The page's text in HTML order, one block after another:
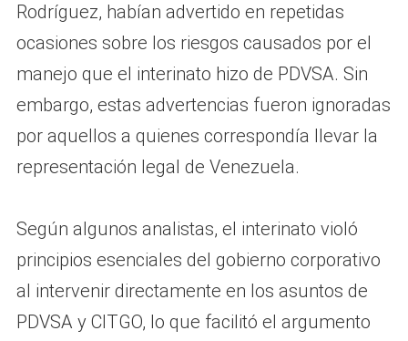
Rodríguez, habían advertido en repetidas
ocasiones sobre los riesgos causados por el
manejo que el interinato hizo de PDVSA. Sin
embargo, estas advertencias fueron ignoradas
por aquellos a quienes correspondía llevar la
representación legal de Venezuela.
Según algunos analistas, el interinato violó
principios esenciales del gobierno corporativo
al intervenir directamente en los asuntos de
PDVSA y CITGO, lo que facilitó el argumento